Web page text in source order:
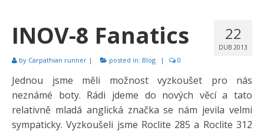
22
DUB 2013
INOV-8 Fanatics
by Carpathian runner | posted in: Blog | 0
Jednou jsme měli možnost vyzkoušet pro nás
neznámé boty. Rádi jdeme do nových věcí a tato
relativně mladá anglická značka se nám jevila velmi
sympaticky. Vyzkoušeli jsme Roclite 285 a Roclite 312